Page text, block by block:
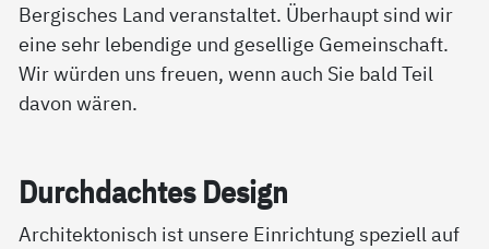
Bergisches Land veranstaltet. Überhaupt sind wir
eine sehr lebendige und gesellige Gemeinschaft.
Wir würden uns freuen, wenn auch Sie bald Teil
davon wären.
Durch­dach­tes De­sign
Architektonisch ist unsere Einrichtung speziell auf